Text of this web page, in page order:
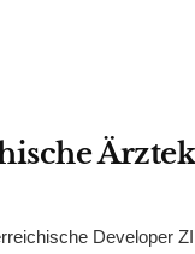
Developer